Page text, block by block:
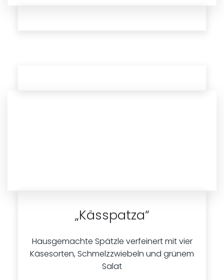
„Kässpatza“
Hausgemachte Spätzle verfeinert mit vier
Käsesorten, Schmelzzwiebeln und grünem
Salat